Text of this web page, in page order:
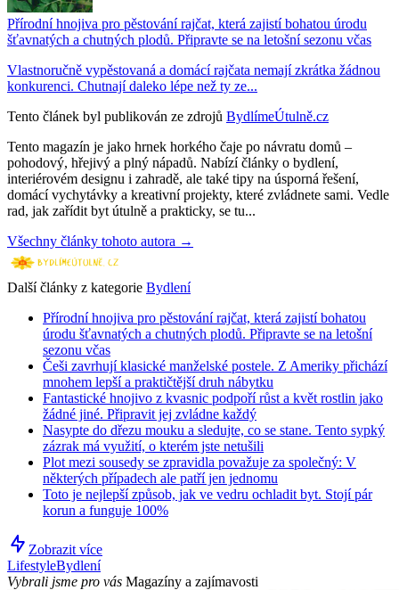
Přírodní hnojiva pro pěstování rajčat, která zajistí bohatou úrodu
šťavnatých a chutných plodů. Připravte se na letošní sezonu včas
Vlastnoručně vypěstovaná a domácí rajčata nemají zkrátka žádnou
konkurenci. Chutnají daleko lépe než ty ze...
Tento článek byl publikován ze zdrojů BydlímeÚtulně.cz
Tento magazín je jako hrnek horkého čaje po návratu domů –
pohodový, hřejivý a plný nápadů. Nabízí články o bydlení,
interiérovém designu i zahradě, ale také tipy na úsporná řešení,
domácí vychytávky a kreativní projekty, které zvládnete sami. Vedle
rad, jak zařídit byt útulně a prakticky, se tu...
Všechny články tohoto autora →
Další články z kategorie Bydlení
Přírodní hnojiva pro pěstování rajčat, která zajistí bohatou
úrodu šťavnatých a chutných plodů. Připravte se na letošní
sezonu včas
Češi zavrhují klasické manželské postele. Z Ameriky přichází
mnohem lepší a praktičtější druh nábytku
Fantastické hnojivo z kvasnic podpoří růst a květ rostlin jako
žádné jiné. Připravit jej zvládne každý
Nasypte do dřezu mouku a sledujte, co se stane. Tento sypký
zázrak má využití, o kterém jste netušili
Plot mezi sousedy se zpravidla považuje za společný: V
některých případech ale patří jen jednomu
Toto je nejlepší způsob, jak ve vedru ochladit byt. Stojí pár
korun a funguje 100%
Zobrazit více
LifestyleBydlení
Vybrali jsme pro vás Magazíny a zajímavosti